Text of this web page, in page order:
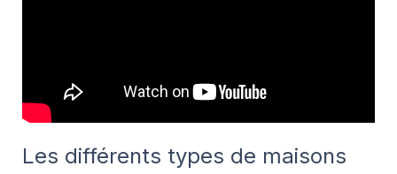
Les différents types de maisons